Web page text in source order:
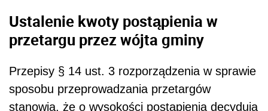
Ustalenie kwoty postąpienia w
przetargu przez wójta gminy
Przepisy § 14 ust. 3 rozporządzenia w sprawie
sposobu przeprowadzania przetargów
stanowią, że o wysokości postąpienia decydują